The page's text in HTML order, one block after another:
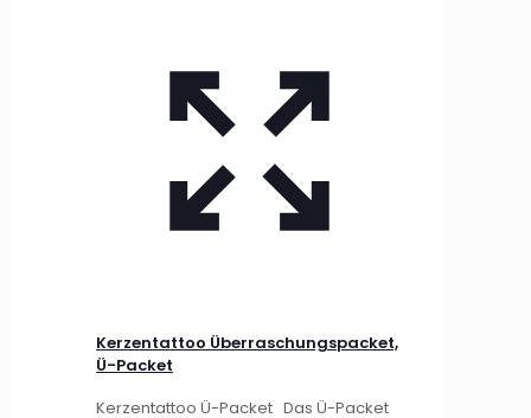
Kerzentattoo Überraschungspacket,
Ü-Packet
Kerzentattoo Ü-Packet Das Ü-Packet